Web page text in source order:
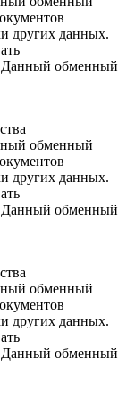
других данных.
Данный обменный
обменный
других данных.
Данный обменный
обменный
других данных.
Данный обменный